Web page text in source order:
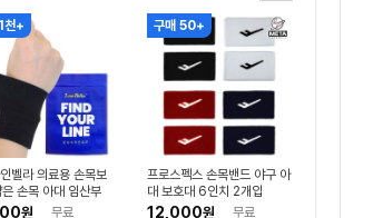
천+
벨라 의료용 손목보
손목 아대 임산부
밴드 S 블랙
원
무료
구매 50+
프로스펙스 손목밴드 야구 아
대 보호대 6인치 2개입
12,000원
무료